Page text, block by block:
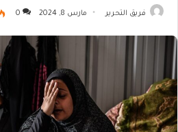
فريق التحرير مارس 8, 2024 0